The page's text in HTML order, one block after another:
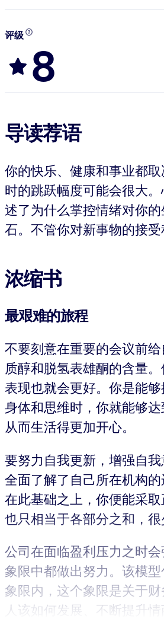
评级
8
导读荐语
你的快乐、健康和事业都
时的跳跃幅度可能会很大
述了为什么掌控情绪对你
石。不管你对新事物的接受
浓缩书
最艰难的旅程
不要刻意在重要的会议前
质醇和脱氢表雄酮的含量
表现也就会更好。你是能
身体和思维时，你就能够
从而生活得更加开心。
要努力自我更新，增强自
全面了解了自己所在机构
在此基础之上，你便能采
也只相当于各部分之和，
公司在面临盈利压力之时
象限中都做出努力。该模
象限内，这个象限是关于
人该如何发展、不断提升